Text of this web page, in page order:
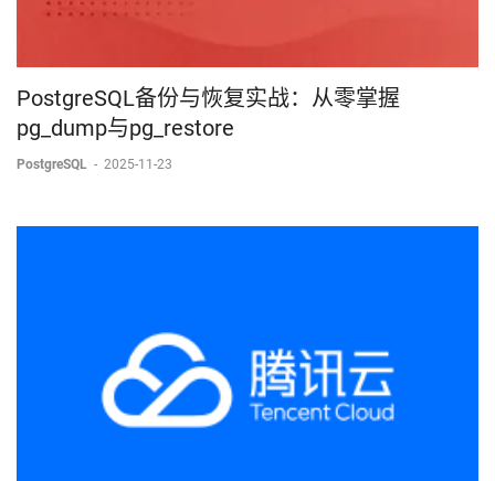
PostgreSQL备份与恢复实战：从零掌握
pg_dump与pg_restore
PostgreSQL - 2025-11-23